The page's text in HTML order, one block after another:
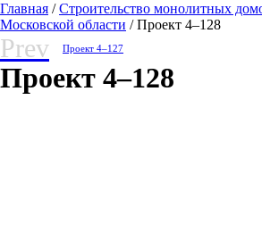
Главная /Строительство монолитных
Московской области / Проект 4–128
Prev Проект 4–127
Проект 4–128